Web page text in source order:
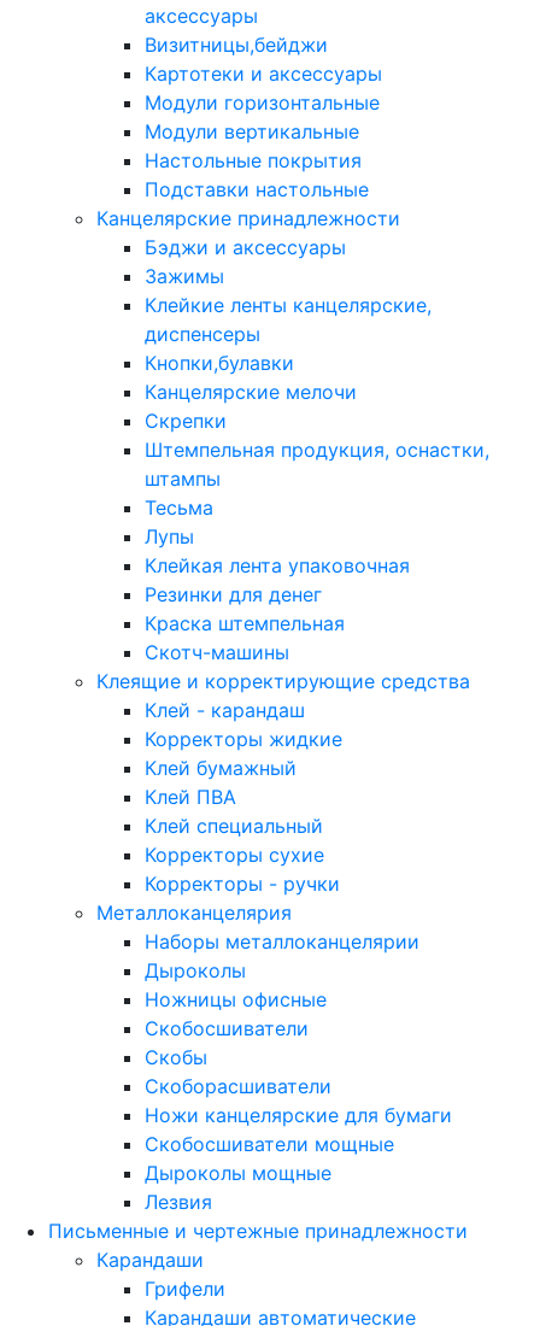
аксессуары
Визитницы,бейджи
Картотеки и аксессуары
Модули горизонтальные
Модули вертикальные
Настольные покрытия
Подставки настольные
Канцелярские принадлежности
Бэджи и аксессуары
Зажимы
Клейкие ленты канцелярские,
диспенсеры
Кнопки,булавки
Канцелярские мелочи
Скрепки
Штемпельная продукция, оснастки,
штампы
Тесьма
Лупы
Клейкая лента упаковочная
Резинки для денег
Краска штемпельная
Скотч-машины
Клеящие и корректирующие средства
Клей - карандаш
Корректоры жидкие
Клей бумажный
Клей ПВА
Клей специальный
Корректоры сухие
Корректоры - ручки
Металлоканцелярия
Наборы металлоканцелярии
Дыроколы
Ножницы офисные
Скобосшиватели
Скобы
Скоборасшиватели
Ножи канцелярские для бумаги
Скобосшиватели мощные
Дыроколы мощные
Лезвия
Письменные и чертежные принадлежности
Карандаши
Грифели
Карандаши автоматические